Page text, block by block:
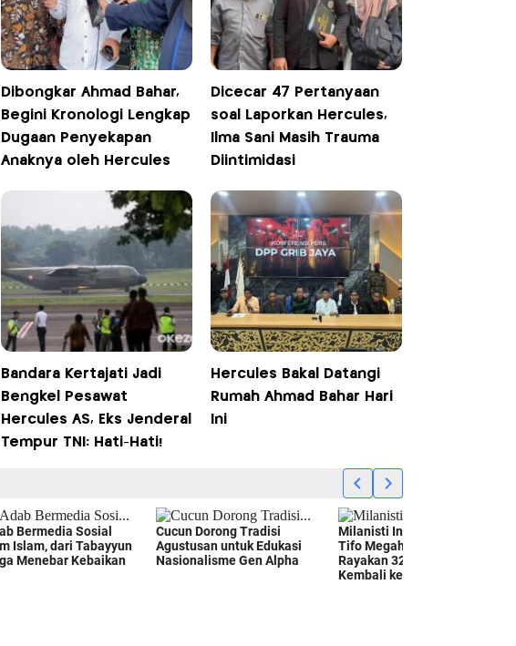
Dibongkar Ahmad Bahar,
Begini Kronologi Lengkap
Dugaan Penyekapan
Anaknya oleh Hercules
Dicecar 47 Pertanyaan
soal Laporkan Hercules,
Ilma Sani Masih Trauma
Diintimidasi
Bandara Kertajati Jadi
Bengkel Pesawat
Hercules AS, Eks Jenderal
Tempur TNI: Hati-Hati!
Hercules Bakal Datangi
Rumah Ahmad Bahar Hari
Ini